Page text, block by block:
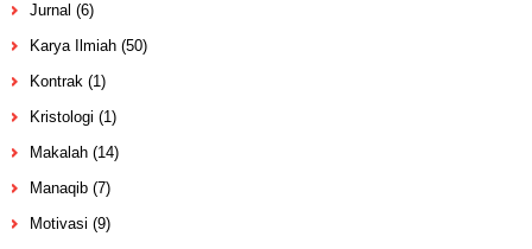
Jurnal (6)
Karya Ilmiah (50)
Kontrak (1)
Kristologi (1)
Makalah (14)
Manaqib (7)
Motivasi (9)